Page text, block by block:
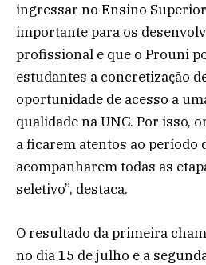
ingressar no Ensino
importante para os
profissional e que o Prouni
estudantes a concretização
oportunidade de acesso a
qualidade na UNG. Por isso,
a ficarem atentos ao período
acompanharem todas as
seletivo”, destaca.
O resultado da primeira
no dia 15 de julho e a